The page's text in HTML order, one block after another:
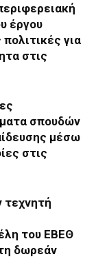
έργου
για
στις
σπουδών
μέσω
στις
τεχνητή
του ΕΒΕΘ
δωρεάν